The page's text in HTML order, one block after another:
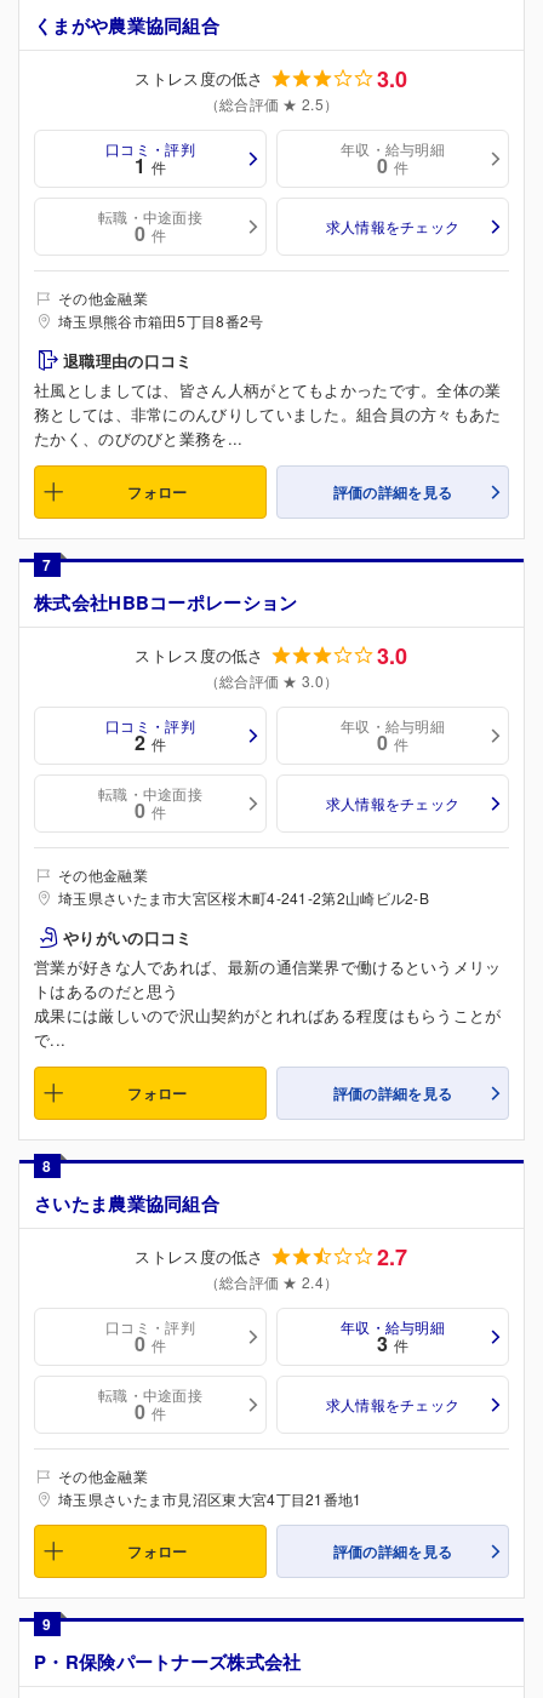
くまがや農業協同組合
ストレス度の低さ 3.0
（総合評価 ★ 2.5）
口コミ・評判
1 件
年収・給与明細
0 件
転職・中途面接
0 件 求人情報をチェック
その他金融業
埼玉県熊谷市箱田5丁目8番2号
退職理由の口コミ
社風としましては、皆さん人柄がとてもよかったです。全体の業
務としては、非常にのんびりしていました。組合員の方々もあた
たかく、のびのびと業務を...
フォロー 評価の詳細を見る
7
株式会社HBBコーポレーション
ストレス度の低さ 3.0
（総合評価 ★ 3.0）
口コミ・評判
2 件
年収・給与明細
0 件
転職・中途面接
0 件 求人情報をチェック
その他金融業
埼玉県さいたま市大宮区桜木町4-241-2第2山崎ビル2-B
やりがいの口コミ
営業が好きな人であれば、最新の通信業界で働けるというメリッ
トはあるのだと思う
成果には厳しいので沢山契約がとれればある程度はもらうことが
で...
フォロー 評価の詳細を見る
8
さいたま農業協同組合
ストレス度の低さ 2.7
（総合評価 ★ 2.4）
口コミ・評判
0 件
年収・給与明細
3 件
転職・中途面接
0 件 求人情報をチェック
その他金融業
埼玉県さいたま市見沼区東大宮4丁目21番地1
フォロー 評価の詳細を見る
9
P・R保険パートナーズ株式会社